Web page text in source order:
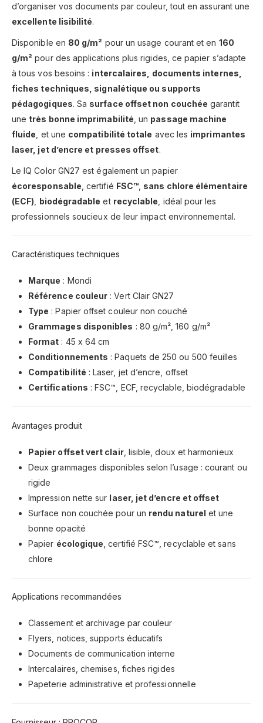
d’organiser vos documents par couleur, tout en assurant une
excellente lisibilité.
Disponible en 80 g/m² pour un usage courant et en 160
g/m² pour des applications plus rigides, ce papier s’adapte
à tous vos besoins : intercalaires, documents internes,
fiches techniques, signalétique ou supports
pédagogiques. Sa surface offset non couchée garantit
une très bonne imprimabilité , un passage machine
fluide , et une compatibilité totale avec les imprimantes
laser, jet d’encre et presses offset.
Le IQ Color GN27 est également un papier
écoresponsable , certifié FSC™ sans chlore élémentaire
(ECF)
biodégradable et recyclable , idéal pour les
professionnels soucieux de leur impact environnemental.
Caractéristiques techniques
Marque : Mondi
Référence couleur : Vert Clair GN27
Type : Papier offset couleur non couché
Grammages disponibles : 80 g/m², 160 g/m²
Format : 45 x 64 cm
Conditionnements : Paquets de 250 ou 500 feuilles
Compatibilité : Laser, jet d’encre, offset
Certifications : FSC™, ECF, recyclable, biodégradable
Avantages produit
Papier offset vert clair, lisible, doux et harmonieux
Deux grammages disponibles selon l’usage : courant ou
rigide
Impression nette sur laser, jet d’encre et offset
Surface non couchée pour un rendu naturel et une
bonne opacité
Papier écologique , certifié FSC™, recyclable et sans
chlore
Applications recommandées
Classement et archivage par couleur
Flyers, notices, supports éducatifs
Documents de communication interne
Intercalaires, chemises, fiches rigides
Papeterie administrative et professionnelle